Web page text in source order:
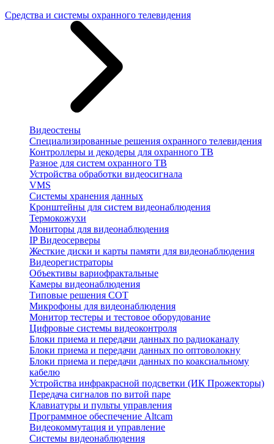
Средства и системы охранного телевидения
Видеостены
Специализированные решения охранного телевидения
Контроллеры и декодеры для охранного ТВ
Разное для систем охранного ТВ
Устройства обработки видеосигнала
VMS
Системы хранения данных
Кронштейны для систем видеонаблюдения
Термокожухи
Мониторы для видеонаблюдения
IP Видеосерверы
Жесткие диски и карты памяти для видеонаблюдения
Видеорегистраторы
Объективы вариофрактальные
Камеры видеонаблюдения
Типовые решения СОТ
Микрофоны для видеонаблюдения
Монитор тестеры и тестовое оборудование
Цифровые системы видеоконтроля
Блоки приема и передачи данных по радиоканалу
Блоки приема и передачи данных по оптоволокну
Блоки приема и передачи данных по коаксиальному
кабелю
Устройства инфракрасной подсветки (ИК Прожекторы)
Передача сигналов по витой паре
Клавиатуры и пульты управления
Программное обеспечение Altcam
Видеокоммутация и управление
Системы видеонаблюдения